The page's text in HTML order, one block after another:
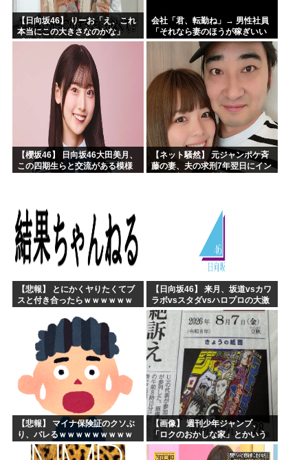
【日向坂46】 りーお「え、これ
本当にこの大きさなのかな」
【藤嶌果歩 1st写真集】
会社「君、転勤ね」→ 男性社員
「それなら妻のほうが稼ぎいい
んで辞めます」⇒ 結果・・・
【櫻坂46】 日向坂46大田美月、
この四期生らと交流がある模様
【ネット騒然】 元ジャンポケ斉
藤の妻、夫の求刑7年翌日にイン
【悲報】 とにかくヤりたくてブ
スと付き合ったらｗｗｗｗｗｗ
【日向坂46】 来月、坂道vsカワ
ラボvsスタダvsハロプロの大激
戦
【悲報】 マイナ保険証のクソぶ
り、バレるｗｗｗｗｗｗｗｗｗ
【画像】 週刊少年ジャンプ、
「ロクのおかしな家」とかいう
微妙な漫画を巻頭カラーにした
せいで100万部切る